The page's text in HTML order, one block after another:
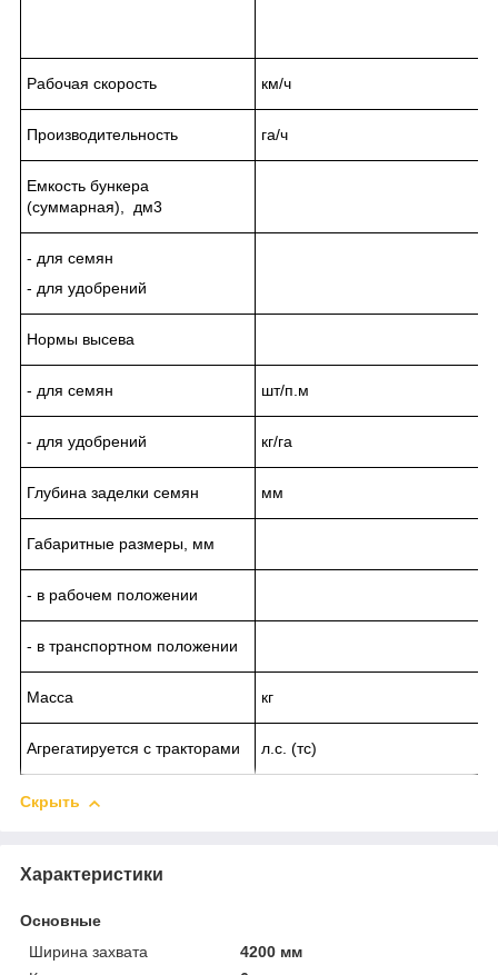
Рабочая скорость км/ч
Производительность га/ч
Емкость бункера
(суммарная), дм3
- для семян
- для удобрений
Нормы высева
- для семян шт/п.м
- для удобрений кг/га
Глубина заделки семян мм
Габаритные размеры, мм
- в рабочем положении
- в транспортном положении
Масса кг
Агрегатируется с тракторами л.с. (тс)
Скрыть
Характеристики
Основные
Ширина захвата
4200 мм